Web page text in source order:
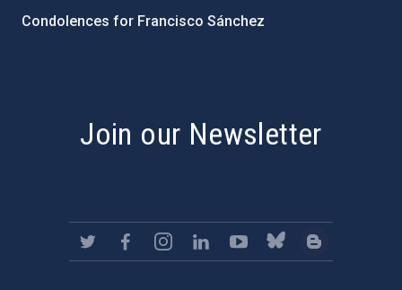
Condolences for Francisco Sánchez
Join our Newsletter